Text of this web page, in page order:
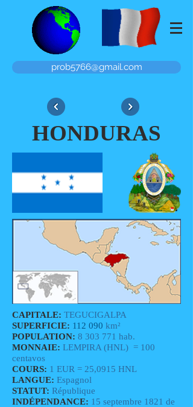
prob5766@gmail.com
HONDURAS
CAPITALE: TEGUCIGALPA
SUPERFICIE: 112 090 km²
POPULATION: 8 303 771 hab.
MONNAIE: LEMPIRA (HNL) = 100
centavos
COURS: 1 EUR = 25,0915 HNL
LANGUE: Espagnol
STATUT: République
INDÉPENDANCE: 15 septembre 1821 de